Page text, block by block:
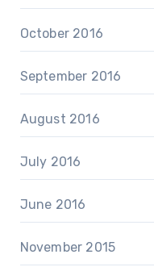
October 2016
September 2016
August 2016
July 2016
June 2016
November 2015